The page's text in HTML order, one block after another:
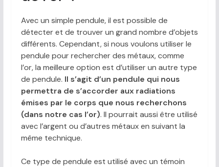
Avec un simple pendule, il est possible de
détecter et de trouver un grand nombre d’objets
différents. Cependant, si nous voulons utiliser le
pendule pour rechercher des métaux, comme
l’or, la meilleure option est d’utiliser un autre type
de pendule. Il s’agit d’un pendule qui nous
permettra de s’accorder aux radiations
émises par le corps que nous recherchons
(dans notre cas l’or). Il pourrait aussi être utilisé
avec l’argent ou d’autres métaux en suivant la
même technique.
Ce type de pendule est utilisé avec un témoin